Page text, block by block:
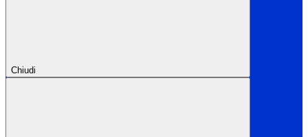
Chiudi